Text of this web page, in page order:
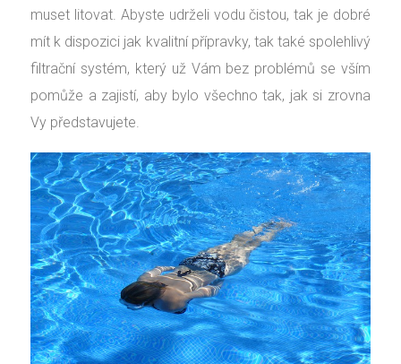
muset litovat. Abyste udrželi vodu čistou, tak je dobré
mít k dispozici jak kvalitní přípravky, tak také spolehlivý
filtrační systém, který už Vám bez problémů se vším
pomůže a zajistí, aby bylo všechno tak, jak si zrovna
Vy představujete.